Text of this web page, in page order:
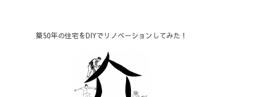
築50年の住宅をDIYでリノベーションしてみた！